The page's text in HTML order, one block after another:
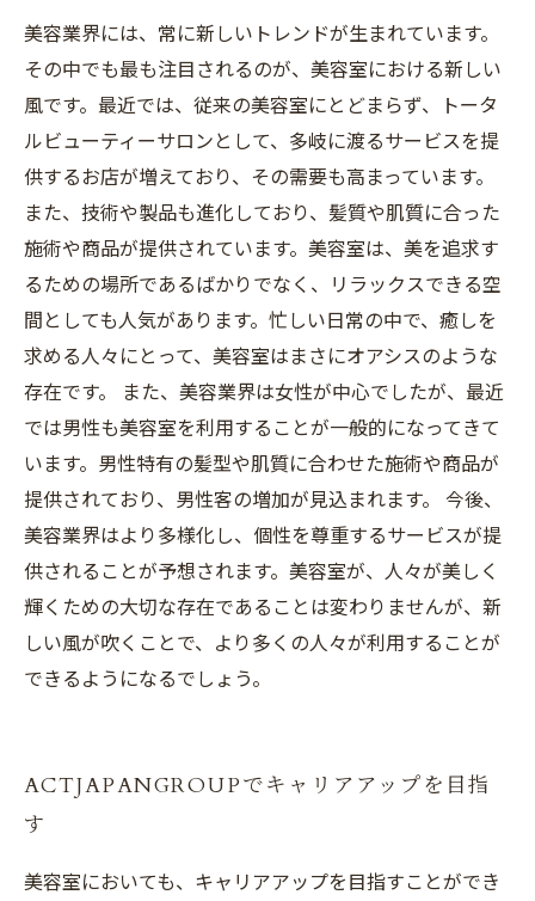
美容業界には、常に新しいトレンドが生まれています。
その中でも最も注目されるのが、美容室における新しい
風です。最近では、従来の美容室にとどまらず、トータ
ルビューティーサロンとして、多岐に渡るサービスを提
供するお店が増えており、その需要も高まっています。
また、技術や製品も進化しており、髪質や肌質に合った
施術や商品が提供されています。美容室は、美を追求す
るための場所であるばかりでなく、リラックスできる空
間としても人気があります。忙しい日常の中で、癒しを
求める人々にとって、美容室はまさにオアシスのような
存在です。 また、美容業界は女性が中心でしたが、最近
では男性も美容室を利用することが一般的になってきて
います。男性特有の髪型や肌質に合わせた施術や商品が
提供されており、男性客の増加が見込まれます。 今後、
美容業界はより多様化し、個性を尊重するサービスが提
供されることが予想されます。美容室が、人々が美しく
輝くための大切な存在であることは変わりませんが、新
しい風が吹くことで、より多くの人々が利用することが
できるようになるでしょう。
ACTJAPANGROUPでキャリアアップを目指
す
美容室においても、キャリアアップを目指すことができ